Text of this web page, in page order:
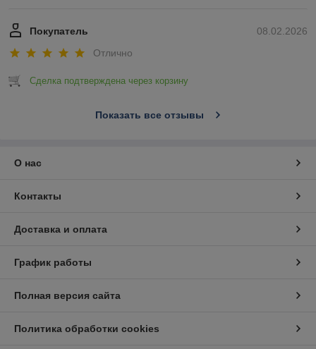
08.02.2026
Покупатель
Отлично
Сделка подтверждена через корзину
Показать все отзывы
О нас
Контакты
Доставка и оплата
График работы
Полная версия сайта
Политика обработки cookies